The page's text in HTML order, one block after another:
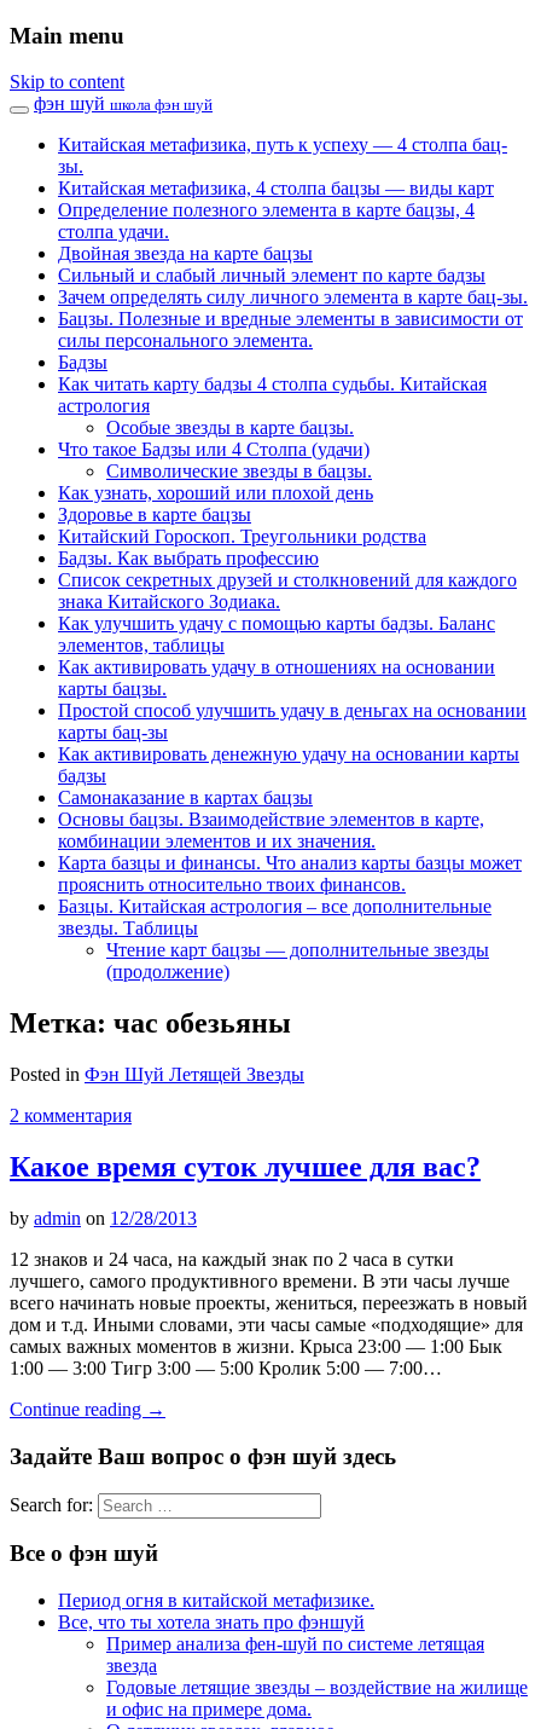
Main menu
Skip to content
фэн шуй школа фэн шуй
Китайская метафизика, путь к успеху — 4 столпа бац-
зы.
Китайская метафизика, 4 столпа бацзы — виды карт
Определение полезного элемента в карте бацзы, 4
столпа удачи.
Двойная звезда на карте бацзы
Сильный и слабый личный элемент по карте бадзы
Зачем определять силу личного элемента в карте бац-зы.
Бацзы. Полезные и вредные элементы в зависимости от
силы персонального элемента.
Бадзы
Как читать карту бадзы 4 столпа судьбы. Китайская
астрология
Особые звезды в карте бацзы.
Что такое Бадзы или 4 Столпа (удачи)
Символические звезды в бацзы.
Как узнать, хороший или плохой день
Здоровье в карте бацзы
Китайский Гороскоп. Треугольники родства
Бадзы. Как выбрать профессию
Список секретных друзей и cтолкновений для каждого
знака Китайского Зодиака.
Как улучшить удачу с помощью карты бадзы. Баланс
элементов, таблицы
Как активировать удачу в отношениях на основании
карты бацзы.
Простой способ улучшить удачу в деньгах на основании
карты бац-зы
Как активировать денежную удачу на основании карты
бадзы
Самонаказание в картах бацзы
Основы бацзы. Взаимодействие элементов в карте,
комбинации элементов и их значения.
Карта базцы и финансы. Что анализ карты базцы может
прояснить относительно твоих финансов.
Базцы. Китайская астрология – все дополнительные
звезды. Таблицы
Чтение карт бацзы — дополнительные звезды
(продолжение)
Метка: час обезьяны
Posted in Фэн Шуй Летящей Звезды
2 комментария
Какое время суток лучшее для вас?
by admin on 12/28/2013
12 знаков и 24 часа, на каждый знак по 2 часа в сутки
лучшего, самого продуктивного времени. В эти часы лучше
всего начинать новые проекты, жениться, переезжать в новый
дом и т.д. Иными словами, эти часы самые «подходящие» для
самых важных моментов в жизни. Крыса 23:00 — 1:00 Бык
1:00 — 3:00 Тигр 3:00 — 5:00 Кролик 5:00 — 7:00…
Continue reading →
Задайте Ваш вопрос о фэн шуй здесь
Search for:
Все о фэн шуй
Период огня в китайской метафизике.
Все, что ты хотела знать про фэншуй
Пример анализа фен-шуй по системе летящая
звезда
Годовые летящие звезды – воздействие на жилище
и офис на примере дома.